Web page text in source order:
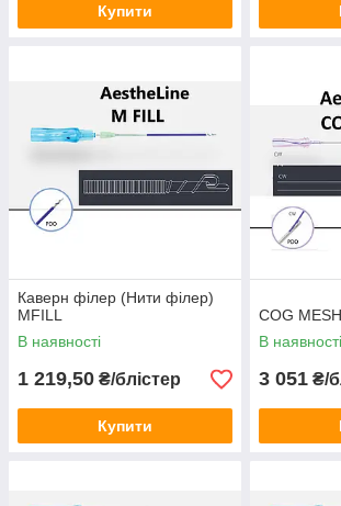
Купити
Каверн філер (Нити філер)
MFILL
В наявності
1 219,50 ₴/блістер
Купити
COG
В наявності
3 051 ₴/